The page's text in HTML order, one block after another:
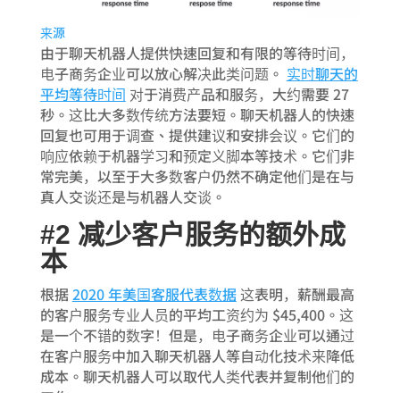
来源
由于聊天机器人提供快速回复和有限的等待时间，
电子商务企业可以放心解决此类问题。 实时聊天的
平均等待时间 对于消费产品和服务，大约需要 27
秒。这比大多数传统方法要短。聊天机器人的快速
回复也可用于调查、提供建议和安排会议。它们的
响应依赖于机器学习和预定义脚本等技术。它们非
常完美，以至于大多数客户仍然不确定他们是在与
真人交谈还是与机器人交谈。
#2 减少客户服务的额外成
本
根据2020 年美国客服代表数据这表明，薪酬最高
的客户服务专业人员的平均工资约为 $45,400。这
是一个不错的数字！但是，电子商务企业可以通过
在客户服务中加入聊天机器人等自动化技术来降低
成本。聊天机器人可以取代人类代表并复制他们的